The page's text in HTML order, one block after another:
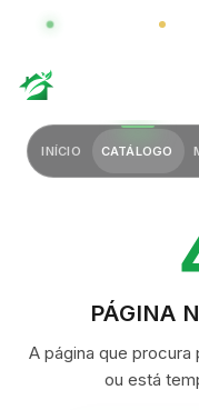
GLOBAL
INÍCIO CATÁLOGO
PÁGINA
A página que
ou está